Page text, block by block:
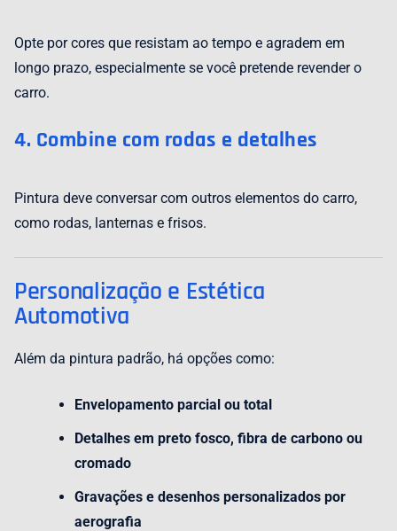
Opte por cores que resistam ao tempo e agradem em
longo prazo, especialmente se você pretende revender o
carro.
4. Combine com rodas e detalhes
Pintura deve conversar com outros elementos do carro,
como rodas, lanternas e frisos.
Personalização e Estética
Automotiva
Além da pintura padrão, há opções como:
Envelopamento parcial ou total
Detalhes em preto fosco, fibra de carbono ou
cromado
Gravações e desenhos personalizados por
aerografia